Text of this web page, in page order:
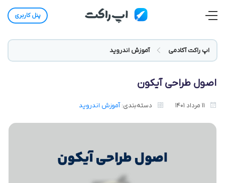
پنل کاربری
اپ راکت آکادمی آموزش اندروید
اصول طراحی آیکون
11 مرداد 1401 دسته‌بندی:آموزش اندروید